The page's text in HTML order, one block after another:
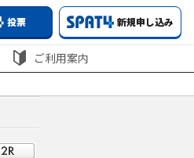
投票 新規申し込み
ご利用案内